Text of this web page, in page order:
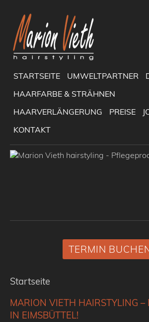
STARTSEITE UMWELTPARTNER
HAARFARBE & STRÄHNEN
HAARVERLÄNGERUNG
PREISE
KONTAKT
TERMIN
Startseite
MARION VIETH HAIRSTYLING –
IN EIMSBÜTTEL!